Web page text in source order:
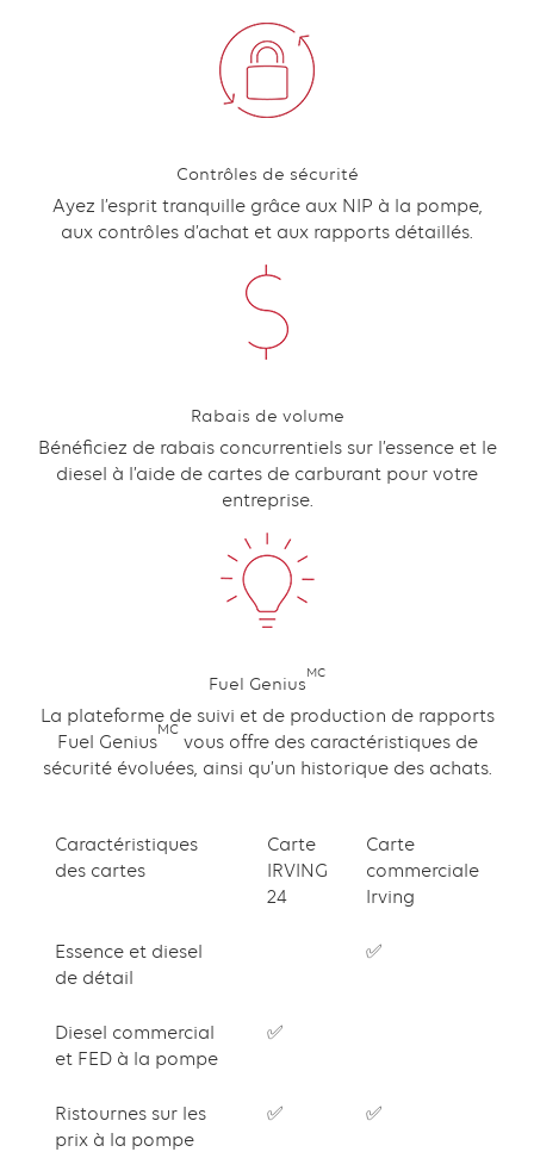
Contrôles de sécurité
Ayez l’esprit tranquille grâce aux NIP à la pompe,
aux contrôles d’achat et aux rapports détaillés.
Rabais de volume
Bénéficiez de rabais concurrentiels sur l’essence et le
diesel à l’aide de cartes de carburant pour votre
entreprise.
Fuel Genius
MC
La plateforme de suivi et de production de rapports
Fuel Genius
MC
vous offre des caractéristiques de
sécurité évoluées, ainsi qu’un historique des achats.
Caractéristiques
des cartes
Carte
IRVING
24
Carte
commerciale
Irving
Essence et diesel
de détail
✅
Diesel commercial
et FED à la pompe
✅
Ristournes sur les
prix à la pompe
✅ ✅